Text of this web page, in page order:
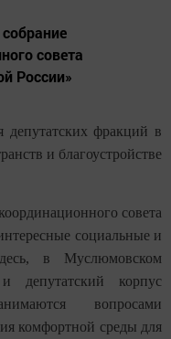
совета
России»
фракций в
и благоустройстве
совета
социальные и
в Муслюмовском
депутатский корпус
вопросами
комфортной среды для